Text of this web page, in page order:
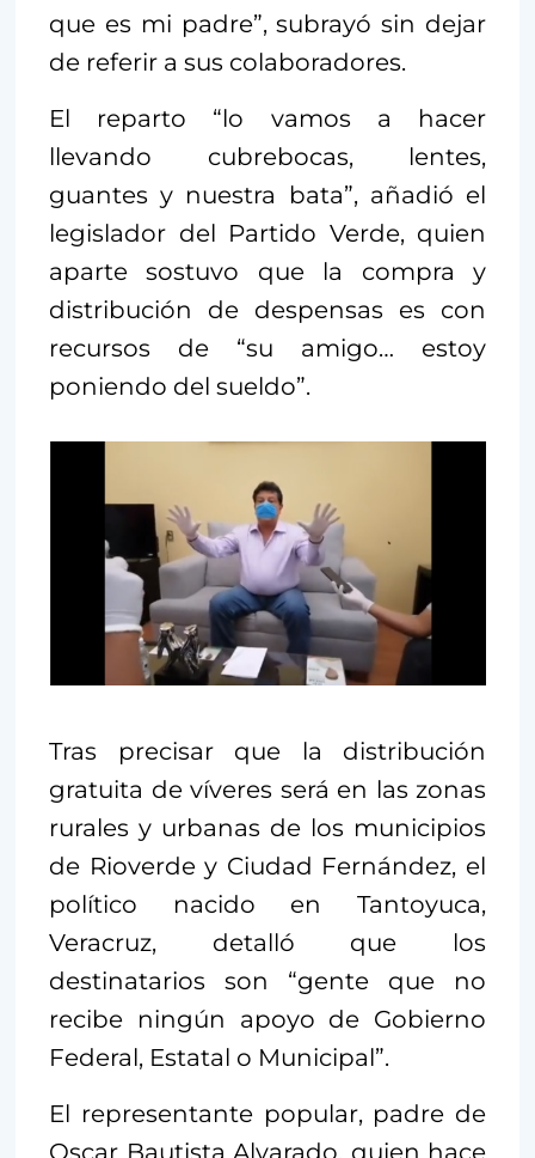
que es mi padre”, subrayó sin dejar
de referir a sus colaboradores.
El reparto “lo vamos a hacer
llevando cubrebocas, lentes,
guantes y nuestra bata”, añadió el
legislador del Partido Verde, quien
aparte sostuvo que la compra y
distribución de despensas es con
recursos de “su amigo… estoy
poniendo del sueldo”.
Tras precisar que la distribución
gratuita de víveres será en las zonas
rurales y urbanas de los municipios
de Rioverde y Ciudad Fernández, el
político nacido en Tantoyuca,
Veracruz, detalló que los
destinatarios son “gente que no
recibe ningún apoyo de Gobierno
Federal, Estatal o Municipal”.
El representante popular, padre de